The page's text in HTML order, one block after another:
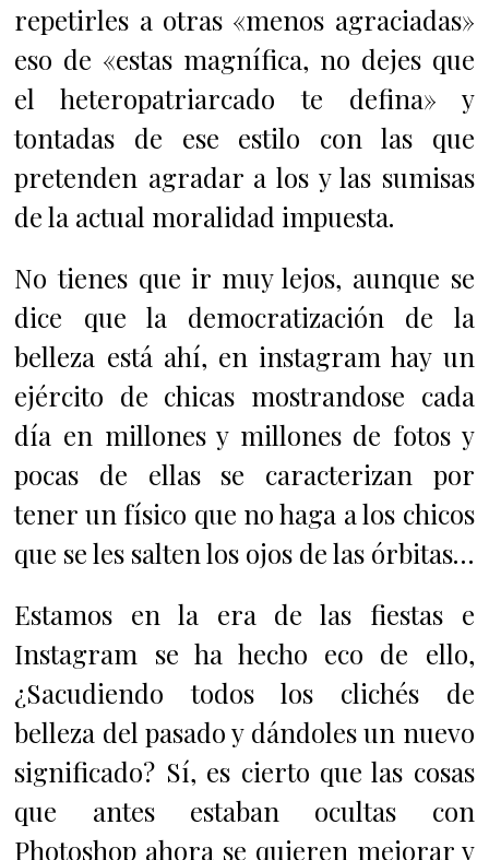
repetirles a otras «menos agraciadas»
eso de «estas magnífica, no dejes que
el heteropatriarcado te defina» y
tontadas de ese estilo con las que
pretenden agradar a los y las sumisas
de la actual moralidad impuesta.
No tienes que ir muy lejos, aunque se
dice que la democratización de la
belleza está ahí, en instagram hay un
ejército de chicas mostrandose cada
día en millones y millones de fotos y
pocas de ellas se caracterizan por
tener un físico que no haga a los chicos
que se les salten los ojos de las órbitas…
Estamos en la era de las fiestas e
Instagram se ha hecho eco de ello,
¿Sacudiendo todos los clichés de
belleza del pasado y dándoles un nuevo
significado? Sí, es cierto que las cosas
que antes estaban ocultas con
Photoshop ahora se quieren mejorar y